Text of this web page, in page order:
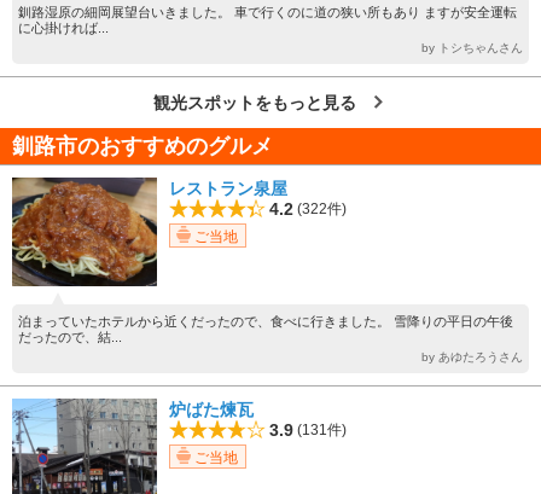
釧路湿原の細岡展望台いきました。 車で行くのに道の狭い所もあり ますが安全運転
に心掛ければ...
by トシちゃんさん
観光スポットをもっと見る
釧路市のおすすめのグルメ
レストラン泉屋
4.2 (322件)
ご当地
泊まっていたホテルから近くだったので、食べに行きました。 雪降りの平日の午後
だったので、結...
by あゆたろうさん
炉ばた煉瓦
3.9 (131件)
ご当地